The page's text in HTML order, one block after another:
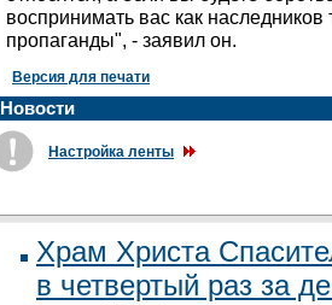
воспринимать вас как
пропаганды", - заявил он.
Версия для печати
Новости
Настройка ленты
Храм Христа
в четвертый раз за